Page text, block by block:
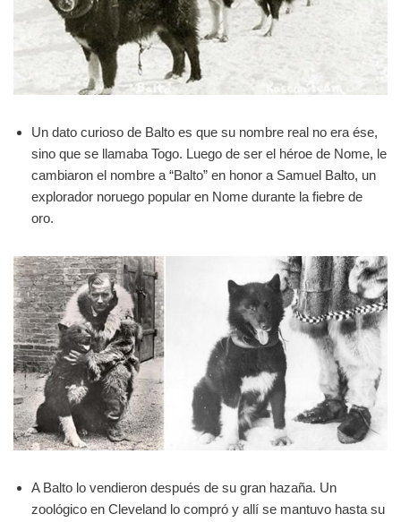
Un dato curioso de Balto es que su nombre real no era ése,
sino que se llamaba Togo. Luego de ser el héroe de Nome, le
cambiaron el nombre a “Balto” en honor a Samuel Balto, un
explorador noruego popular en Nome durante la fiebre de
oro.
A Balto lo vendieron después de su gran hazaña. Un
zoológico en Cleveland lo compró y allí se mantuvo hasta su